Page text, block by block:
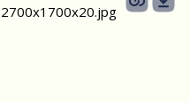
2700х1700x20.jpg